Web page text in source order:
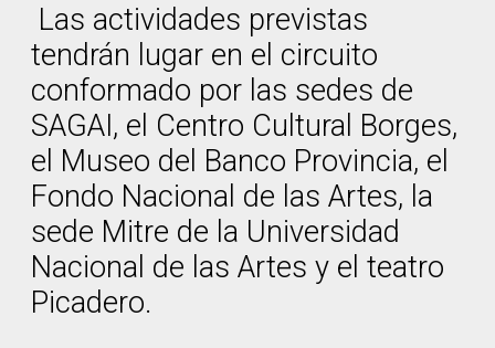
Las actividades previstas
tendrán lugar en el circuito
conformado por las sedes de
SAGAI, el Centro Cultural Borges,
el Museo del Banco Provincia, el
Fondo Nacional de las Artes, la
sede Mitre de la Universidad
Nacional de las Artes y el teatro
Picadero.